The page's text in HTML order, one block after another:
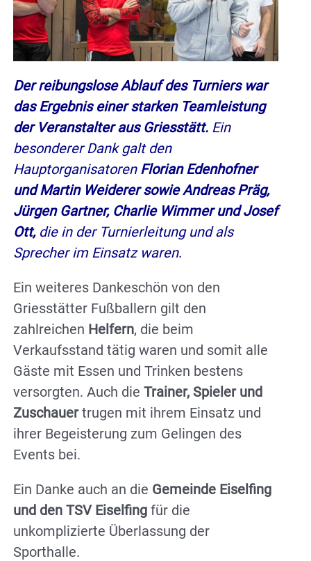
Der reibungslose Ablauf des Turniers war
das Ergebnis einer starken Teamleistung
der Veranstalter aus Griesstätt. Ein
besonderer Dank galt den
Hauptorganisatoren Florian Edenhofner
und Martin Weiderer sowie Andreas Präg,
Jürgen Gartner, Charlie Wimmer und Josef
Ott,die in der Turnierleitung und als
Sprecher im Einsatz waren.
Ein weiteres Dankeschön von den
Griesstätter Fußballern gilt den
zahlreichen Helfern, die beim
Verkaufsstand tätig waren und somit alle
Gäste mit Essen und Trinken bestens
versorgten. Auch die Trainer, Spieler und
Zuschauertrugen mit ihrem Einsatz und
ihrer Begeisterung zum Gelingen des
Events bei.
Ein Danke auch an die Gemeinde Eiselfing
und den TSV Eiselfing für die
unkomplizierte Überlassung der
Sporthalle.